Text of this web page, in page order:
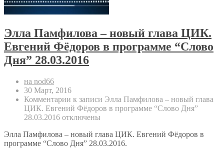
Элла Памфилова – новый глава ЦИК.
Евгений Фёдоров в программе “Слово
Дня” 28.03.2016
на nod66
30 Март, 2016
Комментарии к записи Элла Памфилова – новый глава
ЦИК. Евгений Фёдоров в программе “Слово Дня”
28.03.2016 отключены
Элла Памфилова – новый глава ЦИК. Евгений Фёдоров в
программе “Слово Дня” 28.03.2016.